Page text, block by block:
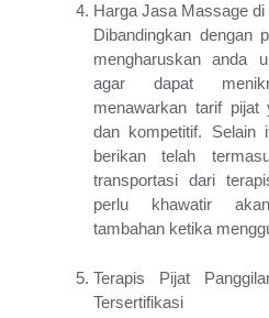
Bagus / Optimus Spa Jogja /
Ocean Spa Jogja / Spa Di Jogja
Murah Di Jogja / Spa Terbaik
2019 / Spa Jogja 24 Jam / Spa
Yogyakarta / Telaga Spa Jogja /
Plataran Borobudur
Ndalem Nuriyyat Jogja / Yaya
ADA Spa Plus / Spa Hotel
Cangkringan Jogja Villas &
Spa Di Jogja / Spa Kaskus
Plus Di Jogja / De Wave Spa
Massage Jogja / Spa Di Jogja
/ Spa Plus Dekat Malioboro
Yogyakarta / Tempat Spa
Harga Jasa Massage
Dibandingkan dengan
mengharuskan anda
agar dapat
menawarkan tarif pijat
dan kompetitif.
berikan telah
transportasi dari
perlu khawatir
tambahan ketika
Terapis Pijat
Tersertifikasi